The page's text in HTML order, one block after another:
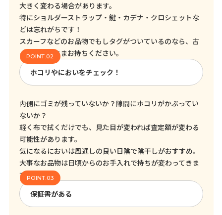
大きく変わる場合があります。
特にショルダーストラップ・鍵・カデナ・クロシェットな
どは忘れがちです！
スカーフなどのお品物でもしタグがついているのなら、古
くてもそのままお持ちください。
ホコリやにおいをチェック！
内側にゴミが残っていないか？隙間にホコリがかぶってい
ないか？
軽く布で拭くだけでも、見た目が変われば査定額が変わる
可能性があります。
気になるにおいは風通しの良い日陰で陰干しがおすすめ。
大事なお品物は日頃からのお手入れで持ちが変わってきま
す！
保証書がある